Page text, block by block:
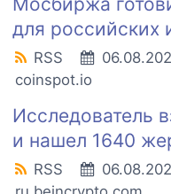
для российских
RSS
coinspot.io
Исследователь
и нашел 1640
RSS